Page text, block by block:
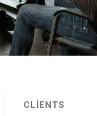
CLIENTS